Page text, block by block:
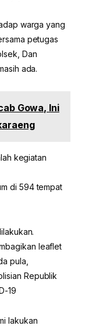
warga yang
petugas
Dan
ada.
Gowa, Ini
kegiatan
di 594 tempat
leaflet
pula,
Republik
19
lakukan